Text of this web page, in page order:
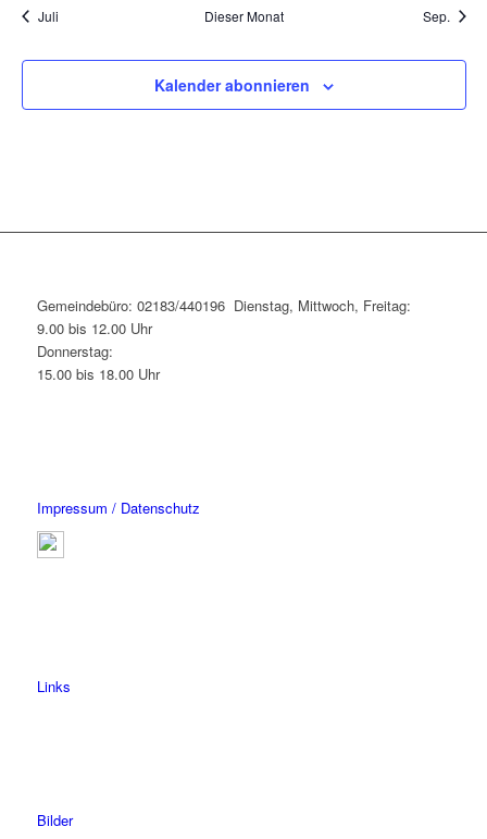
Juli Dieser Monat Sep.
Kalender abonnieren
Gemeindebüro: 02183/440196 Dienstag, Mittwoch, Freitag:
9.00 bis 12.00 Uhr
Donnerstag:
15.00 bis 18.00 Uhr
Impressum / Datenschutz
Links
Bilder